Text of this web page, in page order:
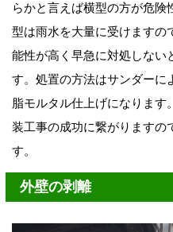
らかと言えば横型の方が危
型は雨水を大量に受けますの
能性が高く早急に対処しない
す。処置の方法はサンダーに
脂モルタル仕上げになります
装工事の成功に繋がりますの
す。
外壁の剥離